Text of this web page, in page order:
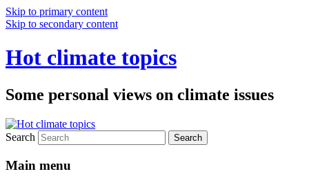
Skip to primary content
Skip to secondary content
Hot climate topics
Some personal views on climate issues
Search
Main menu